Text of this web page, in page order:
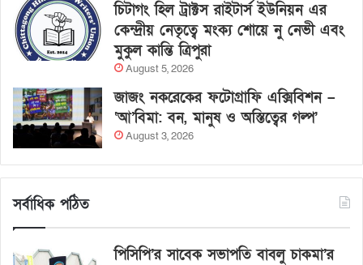
চিটাগং হিল ট্রাক্টস রাইটার্স ইউনিয়ন এর
কেন্দ্রীয় নেতৃত্বে মংক্য শোয়ে নু নেভী এবং
মুকুল কান্তি ত্রিপুরা
August 5, 2026
জাজং নকরেকের ফটোগ্রাফি এক্সিবিশন –
‘আ’বিমা: বন, মানুষ ও অস্তিত্বের গল্প’
August 3, 2026
সর্বাধিক পঠিত
পিসিপি’র সাবেক সভাপতি বাবলু চাকমা’র